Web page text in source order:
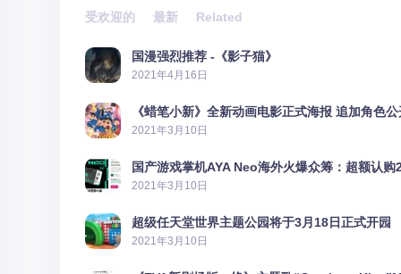
受欢迎的 最新 Related
国漫强烈推荐 -《影子猫》
2021年4月16日
《蜡笔小新》全新动画电影正式海报 追加角色公
2021年3月10日
国产游戏掌机AYA Neo海外火爆众筹：超额认购
2021年3月10日
超级任天堂世界主题公园将于3月18日正式开园
2021年3月10日